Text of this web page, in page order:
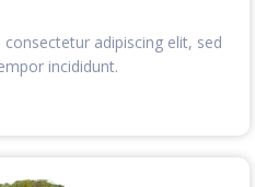
adipiscing elit, sed
incididunt.